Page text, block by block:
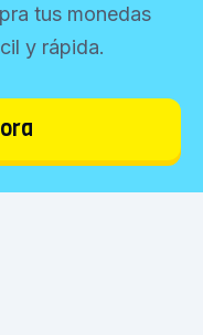
tus monedas
y rápida.